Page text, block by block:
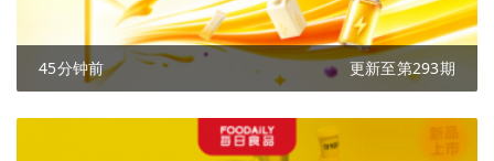
45分钟前 更新至第293期